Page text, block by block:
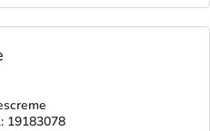
19183078